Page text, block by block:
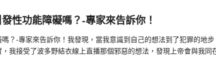
性功能障礙嗎？-專家來告訴你！
？-專家來告訴你！我發現，當我意識到自己的想法到了犯罪的地步
我接受了波多野結衣線上直播那個邪惡的想法，發現上帝會與我同